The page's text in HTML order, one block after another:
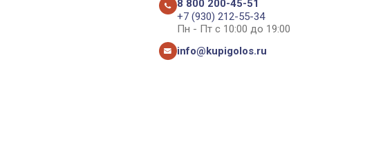
8 800 200-45-51
+7 (930) 212-55-34
Пн - Пт с 10:00 до 19:00
info@kupigolos.ru